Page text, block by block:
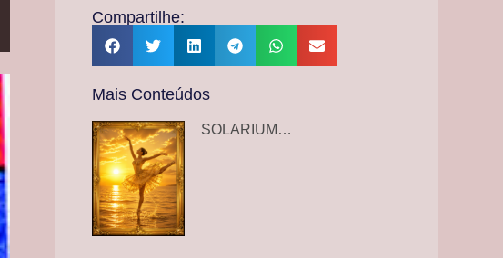
Compartilhe:
Mais Conteúdos
SOLARIUM…